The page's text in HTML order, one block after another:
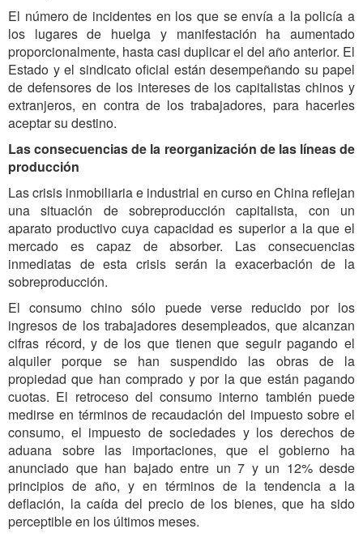
El número de incidentes en los que se envía a la policía a
los lugares de huelga y manifestación ha aumentado
proporcionalmente, hasta casi duplicar el del año anterior. El
Estado y el sindicato oficial están desempeñando su papel
de defensores de los intereses de los capitalistas chinos y
extranjeros, en contra de los trabajadores, para hacerles
aceptar su destino.
Las consecuencias de la reorganización de las líneas de
producción
Las crisis inmobiliaria e industrial en curso en China reflejan
una situación de sobreproducción capitalista, con un
aparato productivo cuya capacidad es superior a la que el
mercado es capaz de absorber. Las consecuencias
inmediatas de esta crisis serán la exacerbación de la
sobreproducción.
El consumo chino sólo puede verse reducido por los
ingresos de los trabajadores desempleados, que alcanzan
cifras récord, y de los que tienen que seguir pagando el
alquiler porque se han suspendido las obras de la
propiedad que han comprado y por la que están pagando
cuotas. El retroceso del consumo interno también puede
medirse en términos de recaudación del impuesto sobre el
consumo, el impuesto de sociedades y los derechos de
aduana sobre las importaciones, que el gobierno ha
anunciado que han bajado entre un 7 y un 12% desde
principios de año, y en términos de la tendencia a la
deflación, la caída del precio de los bienes, que ha sido
perceptible en los últimos meses.